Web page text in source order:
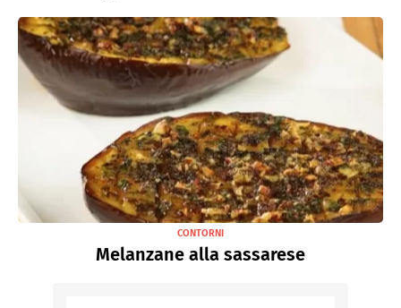
CONTORNI
Melanzane alla sassarese